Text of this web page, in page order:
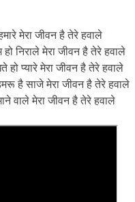
मेरा जीवन है तेरे हवाले
निराले मेरा जीवन है तेरे हवाले
प्यारे मेरा जीवन है तेरे हवाले
है साजे मेरा जीवन है तेरे हवाले
वाले मेरा जीवन है तेरे हवाले